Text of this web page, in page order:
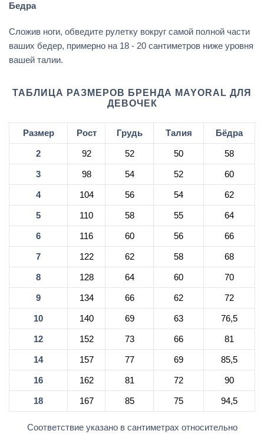
Бедра
Сложив ноги, обведите рулетку вокруг самой полной части
ваших бедер, примерно на 18 - 20 сантиметров ниже уровня
вашей талии.
ТАБЛИЦА РАЗМЕРОВ БРЕНДА MAYORAL ДЛЯ
ДЕВОЧЕК
Размер Рост Грудь Талия Бёдра
2 92 52 50 58
3 98 54 52 60
4 104 56 54 62
5 110 58 55 64
6 116 60 56 66
7 122 62 58 68
8 128 64 60 70
9 134 66 62 72
10 140 69 63 76,5
12 152 73 66 81
14 157 77 69 85,5
16 162 81 72 90
18 167 85 75 94,5
Соответствие указано в сантиметрах относительно